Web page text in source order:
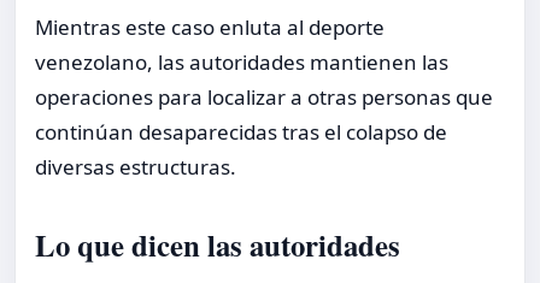
Mientras este caso enluta al deporte
venezolano, las autoridades mantienen las
operaciones para localizar a otras personas que
continúan desaparecidas tras el colapso de
diversas estructuras.
Lo que dicen las autoridades